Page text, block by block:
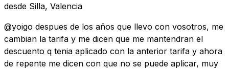
desde Silla, Valencia
@yoigo despues de los años que llevo con vosotros, me
cambian la tarifa y me dicen que me mantendran el
descuento q tenia aplicado con la anterior tarifa y ahora
de repente me dicen con que no se puede aplicar, muy